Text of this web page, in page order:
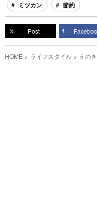
ミツカン 節約
Post
HOME ライフスタイル えの
すめ